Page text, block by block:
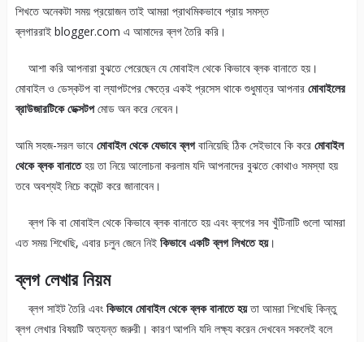
শিখতে অনেকটা সময় প্রয়োজন তাই আমরা প্রাথমিকভাবে প্রায় সমস্ত
ব্লগাররাই blogger.com এ আমাদের ব্লগ তৈরি করি।
আশা করি আপনারা বুঝতে পেরেছেন যে মোবাইল থেকে কিভাবে ব্লক বানাতে হয়।
মোবাইল ও ডেস্কটপ বা ল্যাপটপের ক্ষেত্রে একই প্রসেস থাকে শুধুমাত্র আপনার মোবাইলের
ব্রাউজারটিকে ডেক্সটপমোড অন করে নেবেন।
আমি সহজ-সরল ভাবে মোবাইল থেকে যেভাবে ব্লগবানিয়েছি ঠিক সেইভাবে কি করে মোবাইল
থেকে ব্লক বানাতেহয় তা নিয়ে আলোচনা করলাম যদি আপনাদের বুঝতে কোথাও সমস্যা হয়
তবে অবশ্যই নিচে কমেন্ট করে জানাবেন।
ব্লগ কি বা মোবাইল থেকে কিভাবে ব্লক বানাতে হয় এবং ব্লগের সব খুঁটিনাটি গুলো আমরা
এত সময় শিখেছি, এবার চলুন জেনে নিই কিভাবে একটি ব্লগ লিখতে হয়।
ব্লগ লেখার নিয়ম
ব্লগ সাইট তৈরি এবং কিভাবে মোবাইল থেকে ব্লক বানাতে হয়তা আমরা শিখেছি কিন্তু
ব্লগ লেখার বিষয়টি অত্যন্ত জরুরী। কারণ আপনি যদি লক্ষ্য করেন দেখবেন সকলেই বলে